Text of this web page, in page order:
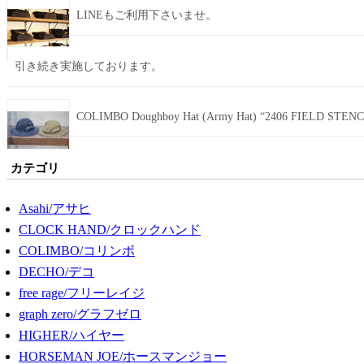
LINEもご利用下さいませ。
引き続き実施しております。
COLIMBO Doughboy Hat (Army Hat) “2406 FIELD
カテゴリ
Asahi/アサヒ
CLOCK HAND/クロックハンド
COLIMBO/コリンボ
DECHO/デコ
free rage/フリーレイジ
graph zero/グラフゼロ
HIGHER/ハイヤー
HORSEMAN JOE/ホースマンジョー